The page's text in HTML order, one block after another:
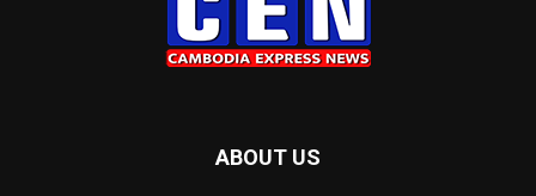
ABOUT US